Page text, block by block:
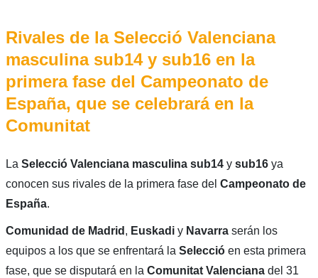
Rivales de la Selecció Valenciana
masculina sub14 y sub16 en la
primera fase del Campeonato de
España, que se celebrará en la
Comunitat
La Selecció Valenciana masculina sub14y sub16ya
conocen sus rivales de la primera fase del Campeonato de
España.
Comunidad de Madrid , Euskadiy Navarraserán los
equipos a los que se enfrentará la Seleccióen esta primera
fase, que se disputará en la Comunitat Valencianadel 31